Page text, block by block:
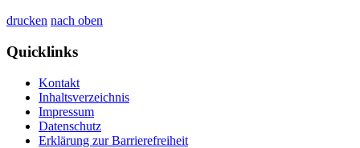
drucken nach oben
Quicklinks
Kontakt
Inhaltsverzeichnis
Impressum
Datenschutz
Erklärung zur Barrierefreiheit